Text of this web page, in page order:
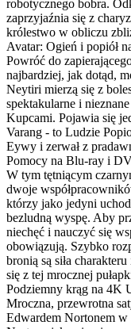
robotycznego bobra.
zaprzyjaźnia się z
królestwo w obliczu
Avatar: Ogień i popiół
Powróć do
najbardziej, jak dotąd,
Neytiri mierzą się z
spektakularne i
Kupcami. Pojawia się
Varang - to Ludzie
Eywy i zerwał z
Pomocy na Blu-ray i
W tym tętniącym
dwoje
którzy jako jedyni
bezludną wyspę. Aby
niechęć i nauczyć się
obowiązują. Szybko
bronią są siła
się z tej mrocznej
Podziemny krąg na 4K
Mroczna, przewrotna
Edwardem Nortonem